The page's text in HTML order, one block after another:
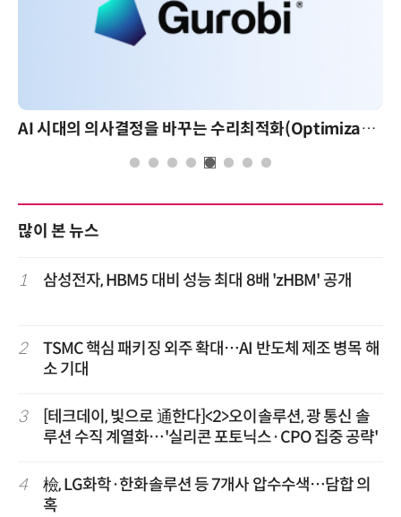
AI 시대의 의사결정을 바꾸는 수리최적화(Optimization): 실제 산업 적용 사례와 활용 전략
많이 본 뉴스
1 삼성전자, HBM5 대비 성능 최대 8배 'zHBM' 공개
2
TSMC 핵심 패키징 외주 확대…AI 반도체 제조 병목 해
소 기대
3
[테크데이, 빛으로 通한다]<2>오이솔루션, 광 통신 솔
루션 수직 계열화…'실리콘 포토닉스·CPO 집중 공략'
4
檢, LG화학·한화솔루션 등 7개사 압수수색…담합 의
혹